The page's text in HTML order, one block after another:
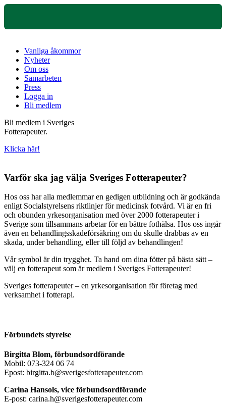
Vanliga åkommor
Nyheter
Om oss
Samarbeten
Press
Logga in
Bli medlem
Bli medlem i Sveriges
Fotterapeuter.
Klicka här!
Varför ska jag välja Sveriges Fotterapeuter?
Hos oss har alla medlemmar en gedigen utbildning och är godkända
enligt Socialstyrelsens riktlinjer för medicinsk fotvård. Vi är en fri
och obunden yrkesorganisation med över 2000 fotterapeuter i
Sverige som tillsammans arbetar för en bättre fothälsa. Hos oss ingår
även en behandlingsskadeförsäkring om du skulle drabbas av en
skada, under behandling, eller till följd av behandlingen!
Vår symbol är din trygghet. Ta hand om dina fötter på bästa sätt –
välj en fotterapeut som är medlem i Sveriges Fotterapeuter!
Sveriges fotterapeuter – en yrkesorganisation för företag med
verksamhet i fotterapi.
Förbundets styrelse
Birgitta Blom, förbundsordförande
Mobil: 073-324 06 74
Epost: birgitta.b@sverigesfotterapeuter.com
Carina Hansols, vice förbundsordförande
E-post: carina.h@sverigesfotterapeuter.com